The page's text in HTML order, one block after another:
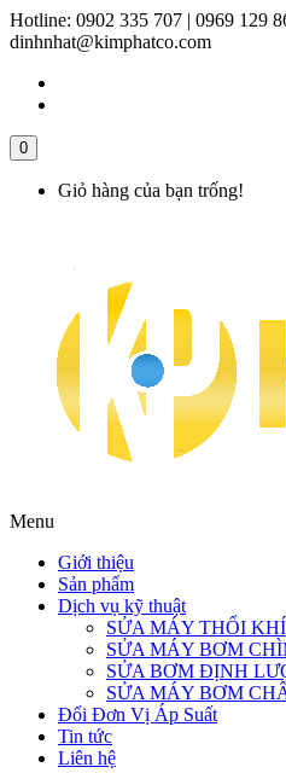
Hotline: 0902 335 707 | 0969 129
dinhnhat@kimphatco.com
0
Giỏ hàng của bạn trống!
Menu
Giới thiệu
Sản phẩm
Dịch vụ kỹ thuật
SỬA MÁY THỔI KHÍ
SỬA MÁY BƠM
SỬA BƠM ĐỊNH
SỬA MÁY BƠM
Đổi Đơn Vị Áp Suất
Tin tức
Liên hệ